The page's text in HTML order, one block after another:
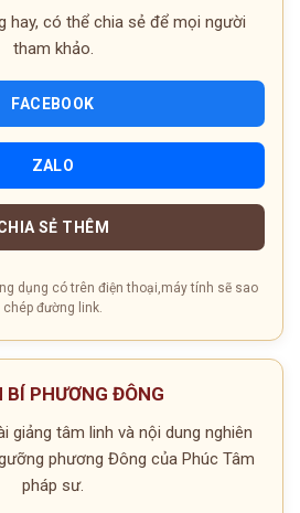
hay, có thể chia sẻ để mọi người
tham khảo.
FACEBOOK
ZALO
SẺ THÊM
dụng có trên điện thoại,máy tính sẽ sao
chép đường link.
BÍ PHƯƠNG ĐÔNG
giảng tâm linh và nội dung nghiên
phương Đông của Phúc Tâm
pháp sư.